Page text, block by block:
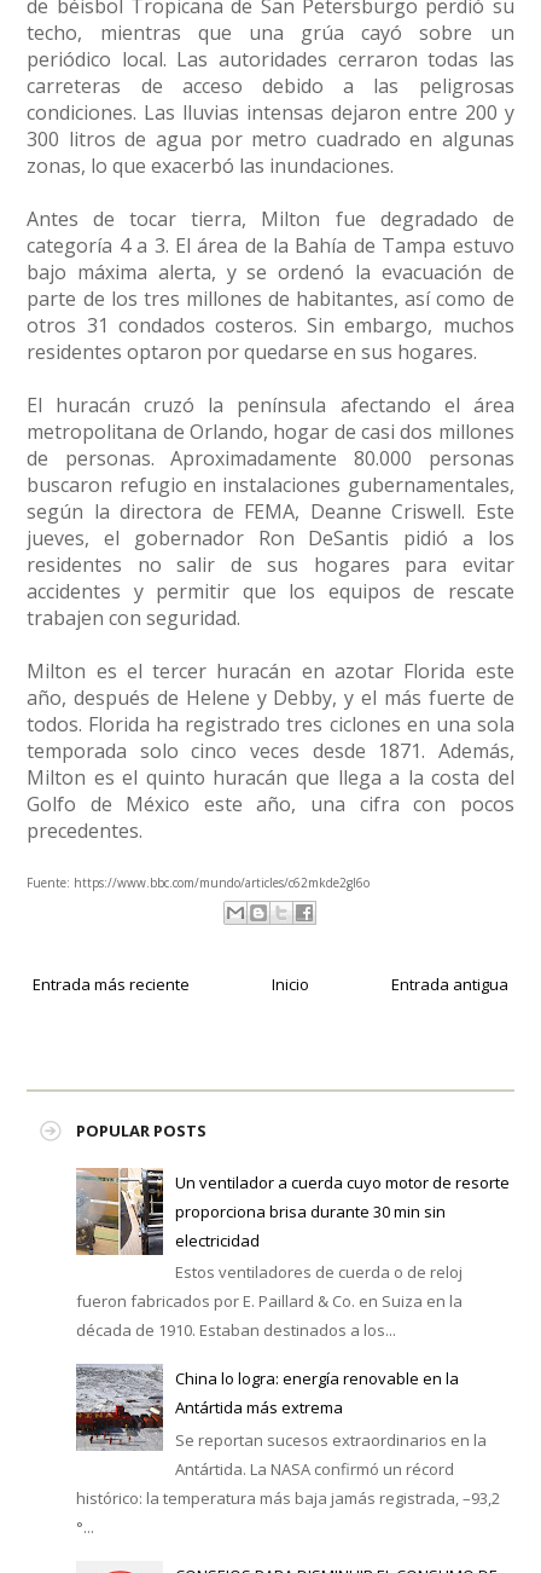
de béisbol Tropicana de San Petersburgo perdió su
techo, mientras que una grúa cayó sobre un
periódico local. Las autoridades cerraron todas las
carreteras de acceso debido a las peligrosas
condiciones. Las lluvias intensas dejaron entre 200 y
300 litros de agua por metro cuadrado en algunas
zonas, lo que exacerbó las inundaciones.
Antes de tocar tierra, Milton fue degradado de
categoría 4 a 3. El área de la Bahía de Tampa estuvo
bajo máxima alerta, y se ordenó la evacuación de
parte de los tres millones de habitantes, así como de
otros 31 condados costeros. Sin embargo, muchos
residentes optaron por quedarse en sus hogares.
El huracán cruzó la península afectando el área
metropolitana de Orlando, hogar de casi dos millones
de personas. Aproximadamente 80.000 personas
buscaron refugio en instalaciones gubernamentales,
según la directora de FEMA, Deanne Criswell. Este
jueves, el gobernador Ron DeSantis pidió a los
residentes no salir de sus hogares para evitar
accidentes y permitir que los equipos de rescate
trabajen con seguridad.
Milton es el tercer huracán en azotar Florida este
año, después de Helene y Debby, y el más fuerte de
todos. Florida ha registrado tres ciclones en una sola
temporada solo cinco veces desde 1871. Además,
Milton es el quinto huracán que llega a la costa del
Golfo de México este año, una cifra con pocos
precedentes.
Fuente: https://www.bbc.com/mundo/articles/c62mkde2gl6o
Entrada más reciente Entrada antigua
Inicio
POPULAR POSTS
Un ventilador a cuerda cuyo motor de resorte
proporciona brisa durante 30 min sin
electricidad
Estos ventiladores de cuerda o de reloj
fueron fabricados por E. Paillard & Co. en Suiza en la
década de 1910. Estaban destinados a los...
China lo logra: energía renovable en la
Antártida más extrema
Se reportan sucesos extraordinarios en la
Antártida. La NASA confirmó un récord
histórico: la temperatura más baja jamás registrada, –93,2
°...